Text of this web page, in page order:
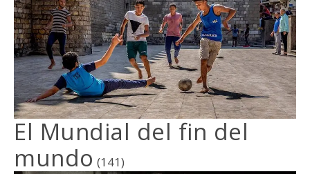
El Mundial del fin del
mundo (141)